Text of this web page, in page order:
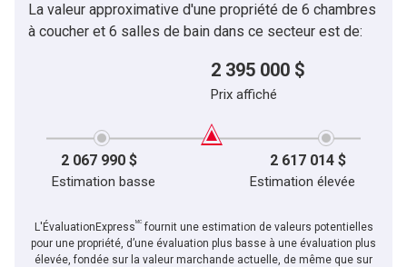
La valeur approximative d'une propriété de 6 chambres
à coucher et 6 salles de bain dans ce secteur est de:
2 395 000 $
Prix affiché
2 067 990 $ 2 617 014 $
Estimation basse Estimation élevée
L'ÉvaluationExpressMCfournit une estimation de valeurs potentielles
pour une propriété, d’une évaluation plus basse à une évaluation plus
élevée, fondée sur la valeur marchande actuelle, de même que sur